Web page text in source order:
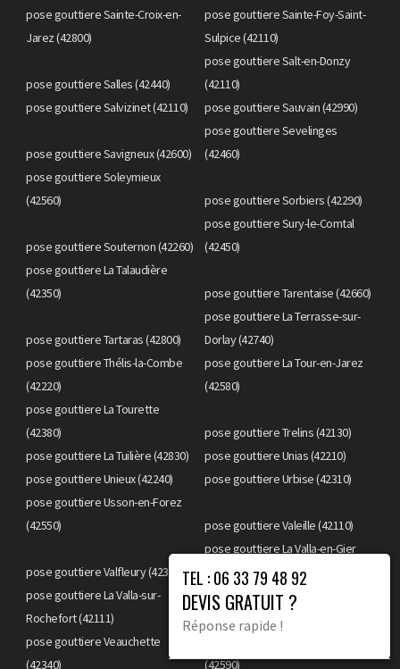
pose gouttiere Sainte-Croix-en-
Jarez (42800)
pose gouttiere Sainte-Foy-Saint-
Sulpice (42110)
pose gouttiere Salles (42440)
pose gouttiere Salt-en-Donzy
(42110)
pose gouttiere Salvizinet (42110)
pose gouttiere Sauvain (42990)
pose gouttiere Savigneux (42600)
pose gouttiere Sevelinges
(42460)
pose gouttiere Soleymieux
(42560)
pose gouttiere Sorbiers (42290)
pose gouttiere Souternon (42260)
pose gouttiere Sury-le-Comtal
(42450)
pose gouttiere La Talaudière
(42350)
pose gouttiere Tarentaise (42660)
pose gouttiere Tartaras (42800)
pose gouttiere La Terrasse-sur-
Dorlay (42740)
pose gouttiere Thélis-la-Combe
(42220)
pose gouttiere La Tour-en-Jarez
(42580)
pose gouttiere La Tourette
(42380)
pose gouttiere Trelins (42130)
pose gouttiere La Tuilière (42830)
pose gouttiere Unias (42210)
pose gouttiere Unieux (42240)
pose gouttiere Urbise (42310)
pose gouttiere Usson-en-Forez
(42550)
pose gouttiere Valeille (42110)
pose gouttiere Valfleury (42320)
pose gouttiere La Valla-en-Gier
(42131)
pose gouttiere La Valla-sur-
Rochefort (42111)
pose gouttiere Veauche (42340)
pose gouttiere Veauchette
(42340)
(42590)
TEL : 06 33 79 48 92
DEVIS GRATUIT ?
Réponse rapide !